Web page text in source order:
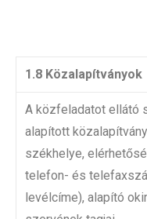
1.8 Közalapítványok
A közfeladatot ellátó
alapított
székhelye,
telefon- és
levélcíme), alapító